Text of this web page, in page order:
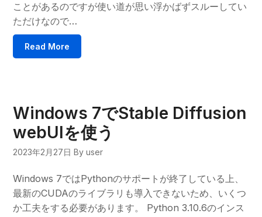
ことがあるのですが使い道が思い浮かばずスルーしてい
ただけなので…
Read More
Windows 7でStable Diffusion
webUIを使う
2023年2月27日 By user
Windows 7ではPythonのサポートが終了している上、
最新のCUDAのライブラリも導入できないため、いくつ
か工夫をする必要があります。 Python 3.10.6のインス